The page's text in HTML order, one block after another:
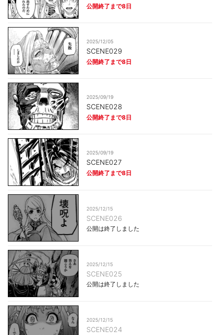
公開終了まで8日
2025/12/05
SCENE029
公開終了まで8日
2025/09/19
SCENE028
公開終了まで8日
2025/09/19
SCENE027
公開終了まで8日
2025/12/15
SCENE026
公開は終了しました
2025/12/15
SCENE025
公開は終了しました
2025/12/15
SCENE024